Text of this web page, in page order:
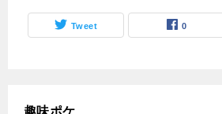
Tweet 0
趣味ポケ